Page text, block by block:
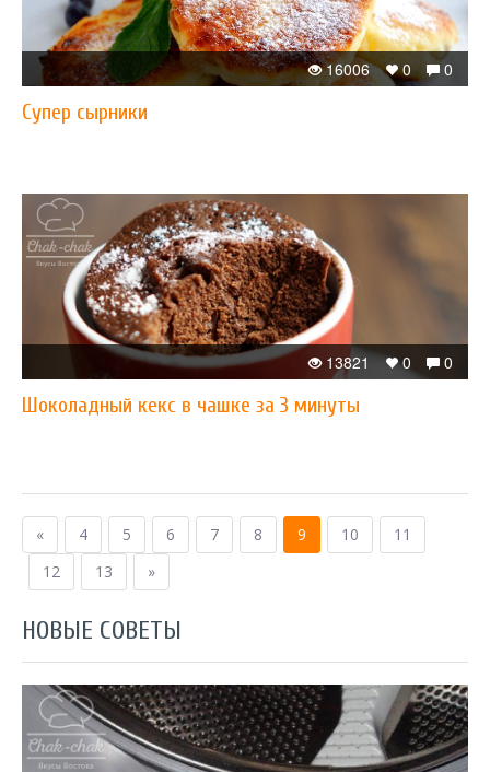
0
0
16006
Супер сырники
0
0
13821
Шоколадный кекс в чашке за 3 минуты
« 4 5 6 7 8 9 10
11
12
13 »
НОВЫЕ СОВЕТЫ